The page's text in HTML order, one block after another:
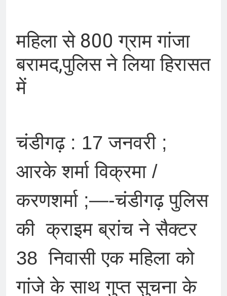
महिला से 800 ग्राम गांजा
बरामद,पुलिस ने लिया हिरासत
में
चंडीगढ़ : 17 जनवरी ;
आरके शर्मा विक्रमा /
करणशर्मा ;—-चंडीगढ़ पुलिस
की क्राइम ब्रांच ने सैक्टर
38 निवासी एक महिला को
गांजे के साथ गुप्त सुचना के